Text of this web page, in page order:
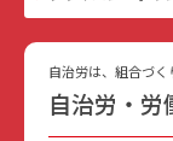
自治労は、組合づく
自治労・労